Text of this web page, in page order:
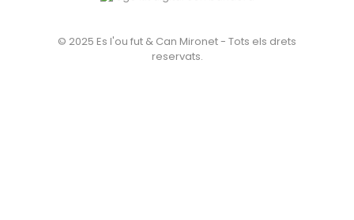
© 2025 Es l'ou fut & Can Mironet - Tots els drets
reservats.